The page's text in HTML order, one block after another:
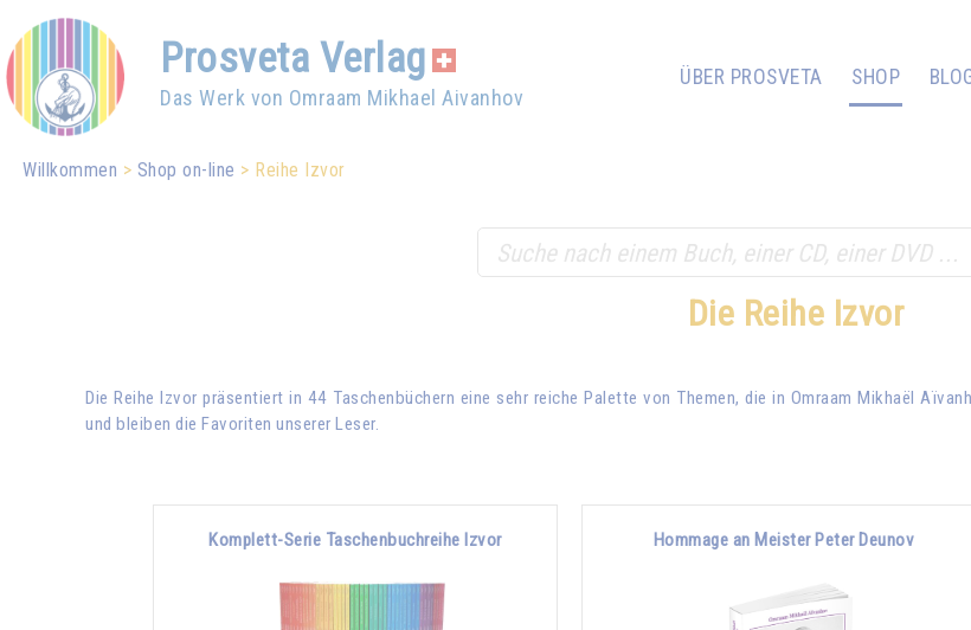
Prosveta Verlag
Das Werk von Omraam Mikhael Aivanhov
ÜBER PROSVETA SHOP
Willkommen Shop on-line Reihe Izvor
Die Reihe Izvor
Die Reihe Izvor präsentiert in 44 Taschenbüchern eine sehr reiche Palette von Themen, die in Omraam Mikhaël
und bleiben die Favoriten unserer Leser.
Komplett-Serie Taschenbuchreihe Izvor Hommage an Meister Peter Deunov